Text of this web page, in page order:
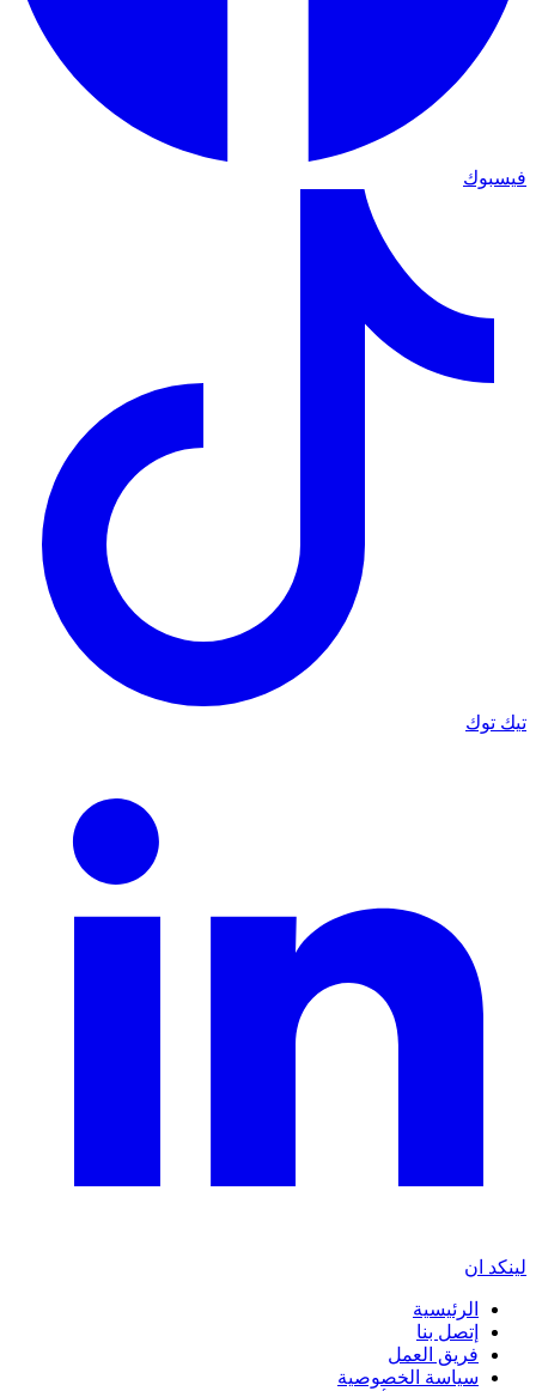
فيسبوك
تيك توك
لينكد ان
الرئيسية
إتصل بنا
فريق العمل
سياسة الخصوصية